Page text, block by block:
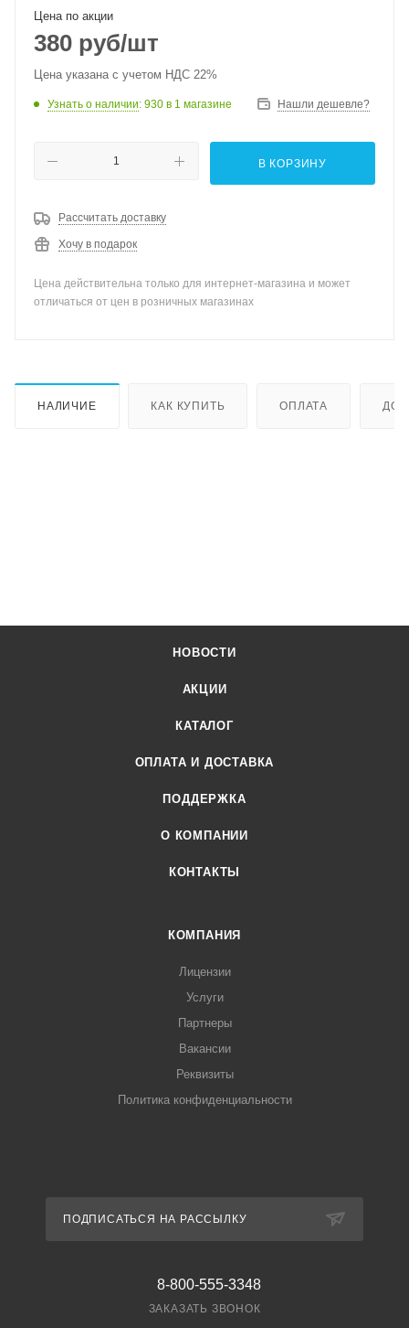
Цена по акции
380 руб/шт
Цена указана с учетом НДС 22%
Узнать о наличии: 930 в 1 магазине Нашли дешевле?
В КОРЗИНУ
Рассчитать доставку
Хочу в подарок
Цена действительна только для интернет-магазина и может
отличаться от цен в розничных магазинах
НАЛИЧИЕ КАК КУПИТЬ ОПЛАТА
НОВОСТИ
АКЦИИ
КАТАЛОГ
ОПЛАТА И ДОСТАВКА
ПОДДЕРЖКА
О КОМПАНИИ
КОНТАКТЫ
КОМПАНИЯ
Лицензии
Услуги
Партнеры
Вакансии
Реквизиты
Политика конфиденциальности
ПОДПИСАТЬСЯ НА РАССЫЛКУ
8-800-555-3348
ЗАКАЗАТЬ ЗВОНОК